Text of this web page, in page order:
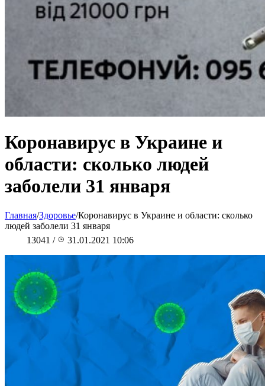
Коронавирус в Украине и
области: сколько людей
заболели 31 января
Главная/Здоровье/Коронавирус в Украине и области: сколько
людей заболели 31 января
13041 / 31.01.2021 10:06